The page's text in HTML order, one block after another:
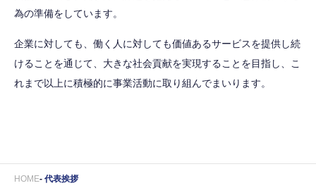
為の準備をしています。
企業に対しても、働く人に対しても価値あるサービスを提供し続
けることを通じて、大きな社会貢献を実現することを目指し、こ
れまで以上に積極的に事業活動に取り組んでまいります。
HOME 代表挨拶